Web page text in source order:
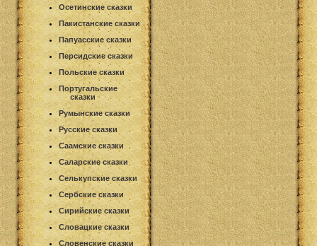
Осетинские сказки
Пакистанские сказки
Папуасские сказки
Персидские сказки
Польские сказки
Португальские
сказки
Румынские сказки
Русские сказки
Саамские сказки
Саларские сказки
Селькупские сказки
Сербские сказки
Сирийские сказки
Словацкие сказки
Словенские сказки